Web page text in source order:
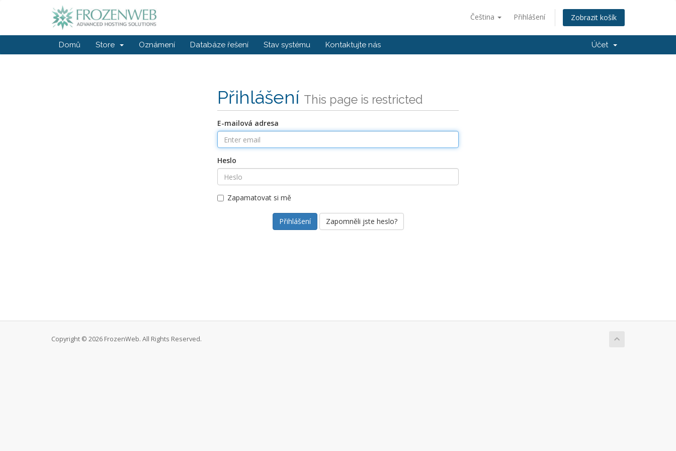
Čeština Přihlášení Zobrazit košík
Domů Store Oznámení Databáze řešení Stav systému Kontaktujte nás Účet
Přihlášení This page is restricted
E-mailová adresa
Heslo
Zapamatovat si mě
Zapomněli jste heslo?
Copyright © 2026 FrozenWeb. All Rights Reserved.